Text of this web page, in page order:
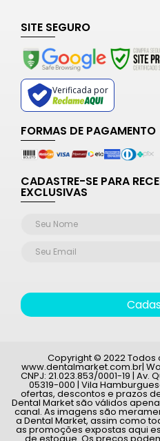
SITE SEGURO
Verificada por
FORMAS DE PAGAMENTO
CADASTRE-SE PARA
EXCLUSIVAS
Copyright © 2022
www.dentalmarket.com.br|
CNPJ: 21.023.853/0001-19 | Av.
05319-000 | Vila
ofertas, descontos e prazos
Dental Market são válidos
canal. As imagens são
a Dental Market, assim como
as promoções expostas aqui